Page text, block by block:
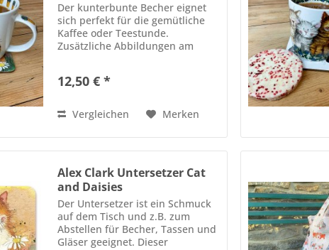
Der kunterbunte Becher eignet
sich perfekt für die gemütliche
Kaffee oder Teestunde.
Zusätzliche Abbildungen am
Bone China Geeignet für den
Mikrowelle...
12,50 € *
Vergleichen Merken
Alex Clark Untersetzer Cat
and Daisies
Der Untersetzer ist ein Schmuck
auf dem Tisch und z.B. zum
Abstellen für Becher, Tassen und
Gläser geeignet. Dieser